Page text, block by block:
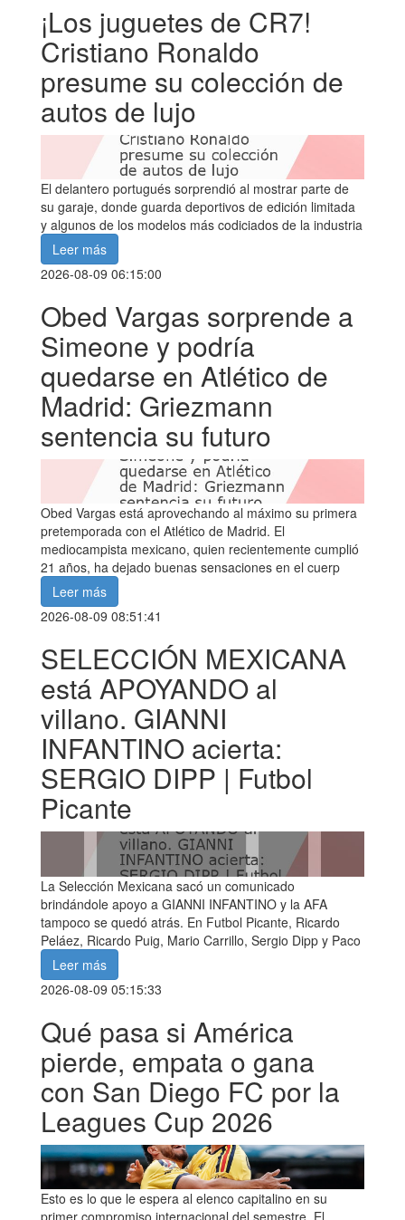
¡Los juguetes de CR7!
Cristiano Ronaldo
presume su colección de
autos de lujo
El delantero portugués sorprendió al mostrar parte de
su garaje, donde guarda deportivos de edición limitada
y algunos de los modelos más codiciados de la industria
Leer más
2026-08-09 06:15:00
Obed Vargas sorprende a
Simeone y podría
quedarse en Atlético de
Madrid: Griezmann
sentencia su futuro
Obed Vargas está aprovechando al máximo su primera
pretemporada con el Atlético de Madrid. El
mediocampista mexicano, quien recientemente cumplió
21 años, ha dejado buenas sensaciones en el cuerp
Leer más
2026-08-09 08:51:41
SELECCIÓN MEXICANA
está APOYANDO al
villano. GIANNI
INFANTINO acierta:
SERGIO DIPP | Futbol
Picante
La Selección Mexicana sacó un comunicado
brindándole apoyo a GIANNI INFANTINO y la AFA
tampoco se quedó atrás. En Futbol Picante, Ricardo
Peláez, Ricardo Puig, Mario Carrillo, Sergio Dipp y Paco
Leer más
2026-08-09 05:15:33
Qué pasa si América
pierde, empata o gana
con San Diego FC por la
Leagues Cup 2026
Esto es lo que le espera al elenco capitalino en su
primer compromiso internacional del semestre. El